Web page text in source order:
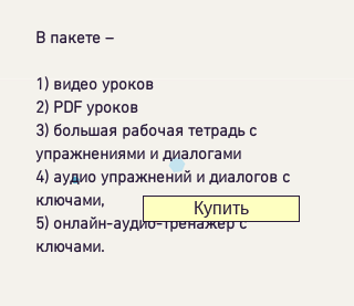
В пакете –
1) видео уроков
2) PDF уроков
3) большая рабочая тетрадь с
упражнениями и диалогами
4) аудио упражнений и диалогов с
ключами,
5) онлайн-аудио-тренажер с
ключами.
Купить